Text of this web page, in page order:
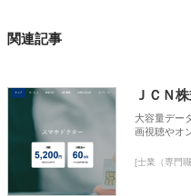
関連記事
ＪＣＮ
大容量デー
画視聴やオ
[士業（専門